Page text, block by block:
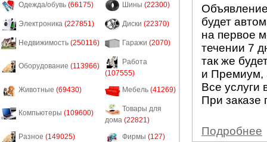
Одежда/обувь (66175) Шины (22300)
Электроника (227851) Диски (22370)
Недвижимость (250116) Гаражи (2070)
Оборудование (113966)
Работа
(107555)
Животные (69430) Мебель (41269)
Компьютеры (109600)
Товары для
дома (22821)
Разное (149025) Фирмы (127)
будет
на первое
течении 7
так же
и Премиум,
Все услуги
При заказе
Подробнее